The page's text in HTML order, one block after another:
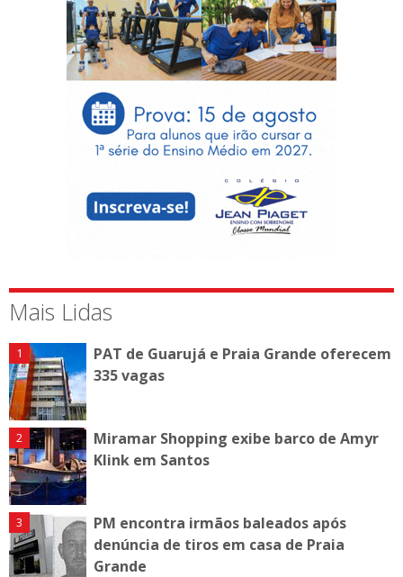
Mais Lidas
PAT de Guarujá e Praia Grande oferecem
335 vagas
Miramar Shopping exibe barco de Amyr
Klink em Santos
PM encontra irmãos baleados após
denúncia de tiros em casa de Praia
Grande